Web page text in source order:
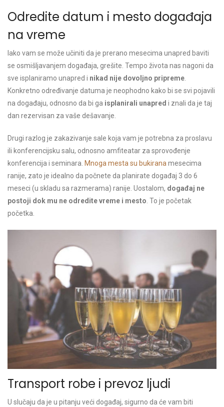
Odredite datum i mesto događaja
na vreme
Iako vam se može učiniti da je prerano mesecima unapred baviti
se osmišljavanjem događaja, grešite. Tempo života nas nagoni da
sve isplaniramo unapred i nikad nije dovoljno pripreme
Konkretno određivanje datuma je neophodno kako bi se svi pojavili
na događaju, odnosno da bi ga isplanirali unapred i znali da je taj
dan rezervisan za vaše dešavanje.
Drugi razlog je zakazivanje sale koja vam je potrebna za proslavu
ili konferencijsku salu, odnosno amfiteatar za sprovođenje
konferencija i seminara. Mnoga mesta su bukirana mesecima
ranije, zato je idealno da počnete da planirate događaj 3 do 6
meseci (u skladu sa razmerama) ranije. Uostalom, događaj ne
postoji dok mu ne odredite vreme i mesto . To je početak
početka.
Transport robe i prevoz ljudi
U slučaju da je u pitanju veći događaj, sigurno da će vam biti